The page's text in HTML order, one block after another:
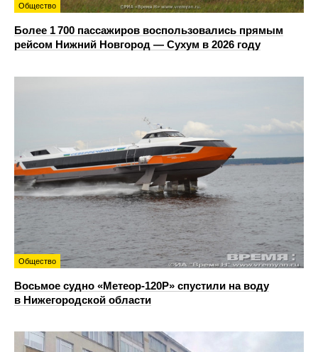
Общество
Более 1 700 пассажиров воспользовались прямым
рейсом Нижний Новгород — Сухум в 2026 году
Общество
Восьмое судно «Метеор-120Р» спустили на воду
в Нижегородской области